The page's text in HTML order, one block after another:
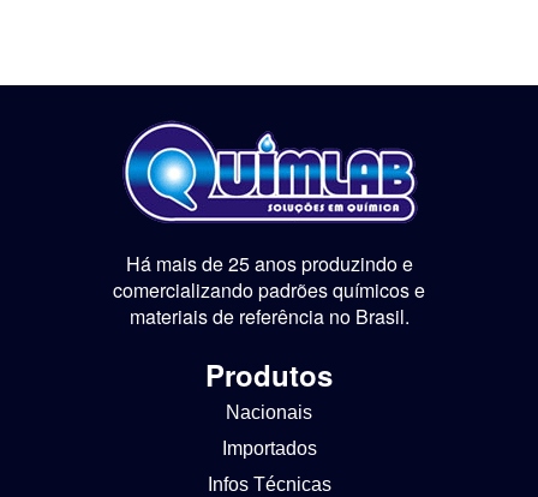
Há mais de 25 anos produzindo e
comercializando padrões químicos e
materiais de referência no Brasil.
Produtos
Nacionais
Importados
Infos Técnicas